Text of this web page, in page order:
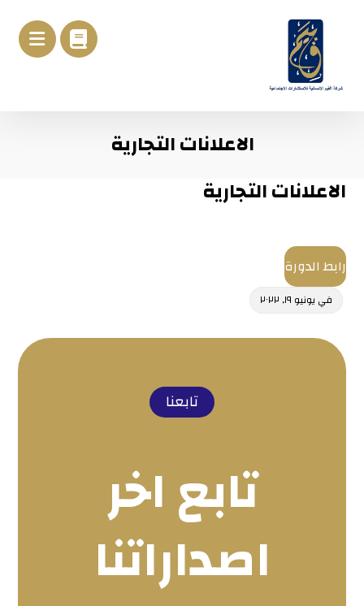
الاعلانات التجارية
الاعلانات التجارية
رابط الدورة
في يونيو ١٩, ٢٠٢٢
تابعنا
تابع اخر
اصداراتنا